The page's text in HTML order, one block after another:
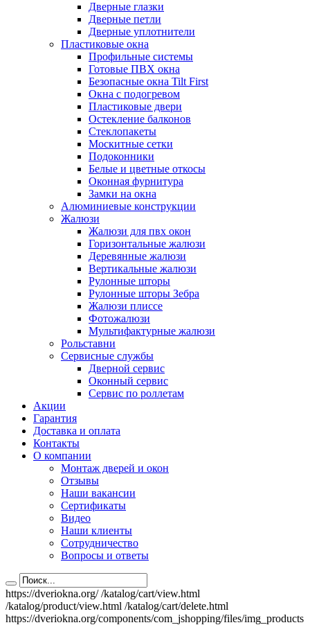
Дверные глазки
Дверные петли
Дверные уплотнители
Пластиковые окна
Профильные системы
Готовые ПВХ окна
Безопасные окна Tilt First
Окна с подогревом
Пластиковые двери
Остекление балконов
Стеклопакеты
Москитные сетки
Подоконники
Белые и цветные откосы
Оконная фурнитура
Замки на окна
Алюминиевые конструкции
Жалюзи
Жалюзи для пвх окон
Горизонтальные жалюзи
Деревянные жалюзи
Вертикальные жалюзи
Рулонные шторы
Рулонные шторы Зебра
Жалюзи плиссе
Фотожалюзи
Мультифактурные жалюзи
Рольставни
Сервисные службы
Дверной сервис
Оконный сервис
Сервис по роллетам
Акции
Гарантия
Доставка и оплата
Контакты
О компании
Монтаж дверей и окон
Отзывы
Наши вакансии
Сертификаты
Видео
Наши клиенты
Сотрудничество
Вопросы и ответы
https://dveriokna.org/ /katalog/cart/view.html
/katalog/product/view.html /katalog/cart/delete.html
https://dveriokna.org/components/com_jshopping/files/img_products